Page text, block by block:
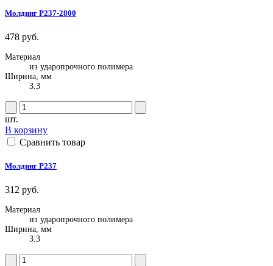
Молдинг P237-2800
478 руб.
Материал
из ударопрочного полимера
Ширина, мм
3.3
шт.
В корзину
Сравнить товар
Молдинг P237
312 руб.
Материал
из ударопрочного полимера
Ширина, мм
3.3